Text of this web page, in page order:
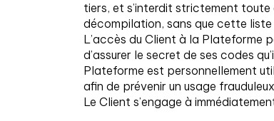
tiers, et s’interdit strictement
décompilation, sans que cette
L’accès du Client à la Plateforme
d’assurer le secret de ses codes
Plateforme est personnellement
afin de prévenir un usage
Le Client s’engage à